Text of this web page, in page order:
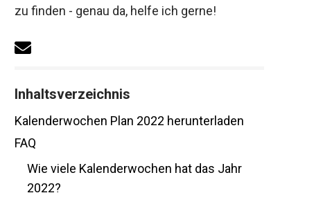
zu finden - genau da, helfe ich gerne!
Inhaltsverzeichnis
Kalenderwochen Plan 2022 herunterladen
FAQ
Wie viele Kalenderwochen hat das Jahr
2022?